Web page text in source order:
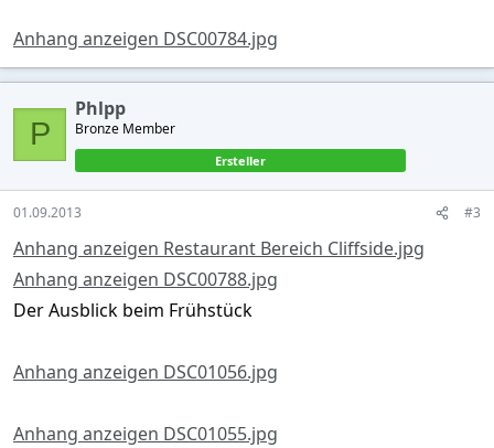
Anhang anzeigen DSC00784.jpg
P
Phlpp
Bronze Member
Ersteller
01.09.2013 #3
Anhang anzeigen Restaurant Bereich Cliffside.jpg
Anhang anzeigen DSC00788.jpg
Der Ausblick beim Frühstück
Anhang anzeigen DSC01056.jpg
Anhang anzeigen DSC01055.jpg